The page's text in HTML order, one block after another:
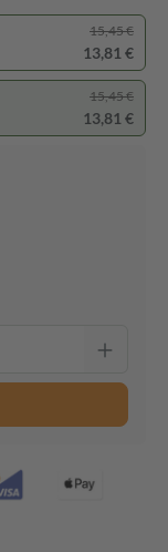
15,45 €
13,81 €
15,45 €
13,81 €